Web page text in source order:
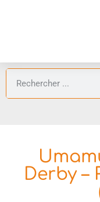
Derby –